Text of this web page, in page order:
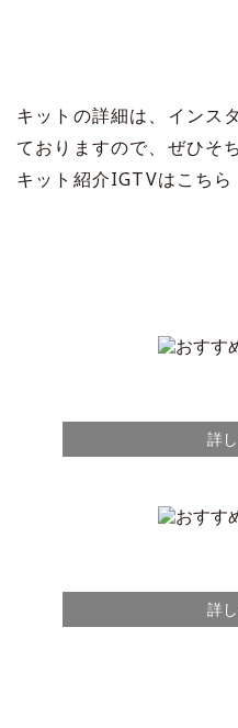
キットの詳細は、インス
ておりますので、ぜひそ
キット紹介IGTVはこちら
詳
詳